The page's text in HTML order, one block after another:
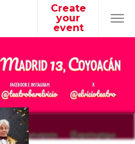
Create
your
event